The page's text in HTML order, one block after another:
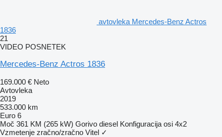
avtovleka Mercedes-Benz Actros
1836
21
VIDEO POSNETEK
Mercedes-Benz Actros 1836
169.000 € Neto
Avtovleka
2019
533.000 km
Euro 6
Moč 361 KM (265 kW) Gorivo diesel Konfiguracija osi 4x2
Vzmetenje zračno/zračno Vitel ✓